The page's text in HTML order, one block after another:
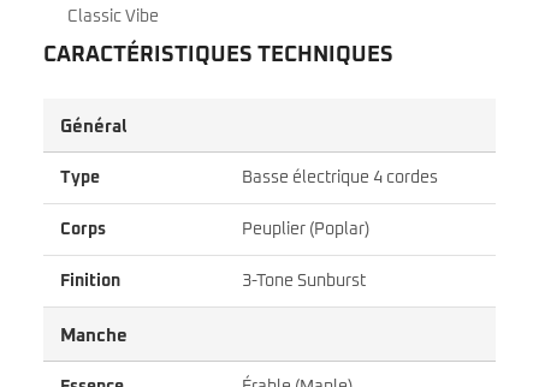
Classic Vibe
CARACTÉRISTIQUES TECHNIQUES
Général
Type Basse électrique 4 cordes
Corps Peuplier (Poplar)
Finition 3-Tone Sunburst
Manche